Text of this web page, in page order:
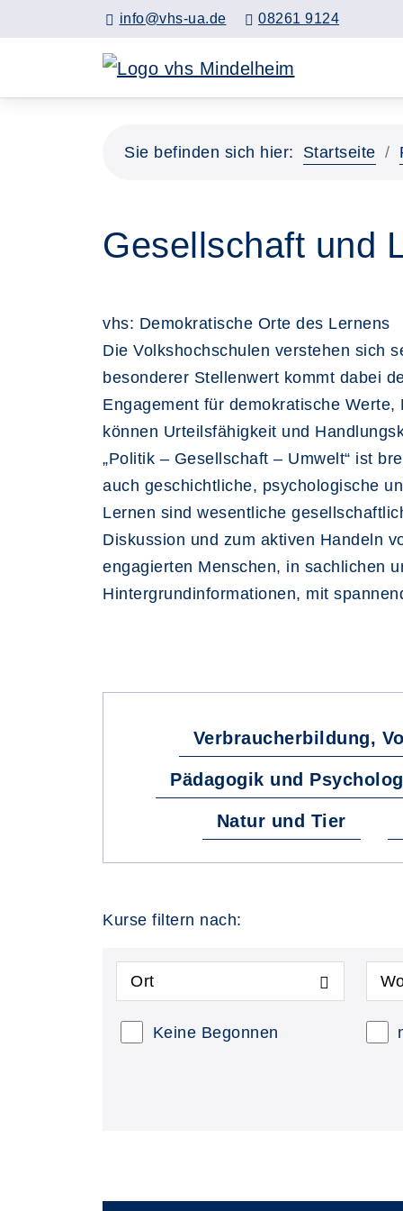
info@vhs-ua.de 08261 9124
Sie befinden sich hier: Startseite
Gesellschaft und
vhs: Demokratische Orte des Lernens
Die Volkshochschulen verstehen sich
besonderer Stellenwert kommt dabei
Engagement für demokratische
können Urteilsfähigkeit und
„Politik – Gesellschaft – Umwelt“ ist
auch geschichtliche, psychologische
Lernen sind wesentliche
Diskussion und zum aktiven Handeln
engagierten Menschen, in sachlichen
Hintergrundinformationen, mit
Verbraucherbildung,
Pädagogik und
Natur und Tier
Kurse filtern nach:
Ort
Keine Begonnen